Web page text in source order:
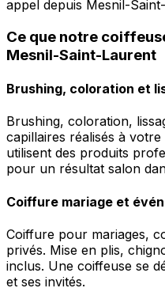
appel depuis Mesnil-
Ce que notre
Mesnil-Saint-Laurent
Brushing, coloration et
Brushing, coloration,
capillaires réalisés à
utilisent des produits
pour un résultat salon
Coiffure mariage et
Coiffure pour mariages,
privés. Mise en plis,
inclus. Une coiffeuse se
et ses invités.